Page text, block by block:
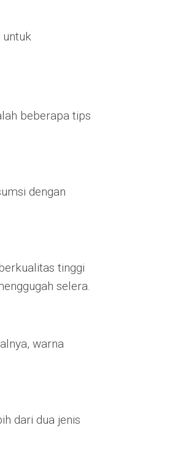
untuk
beberapa tips
dengan
tinggi
selera.
warna
dari dua jenis